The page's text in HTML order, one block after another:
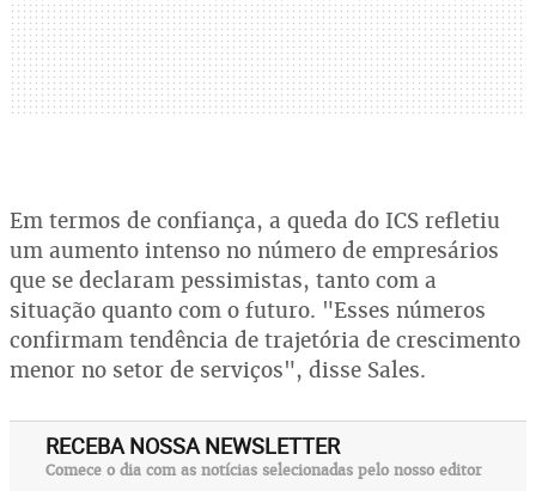
Em termos de confiança, a queda do ICS refletiu
um aumento intenso no número de empresários
que se declaram pessimistas, tanto com a
situação quanto com o futuro. "Esses números
confirmam tendência de trajetória de crescimento
menor no setor de serviços", disse Sales.
RECEBA NOSSA NEWSLETTER
Comece o dia com as notícias selecionadas pelo nosso editor